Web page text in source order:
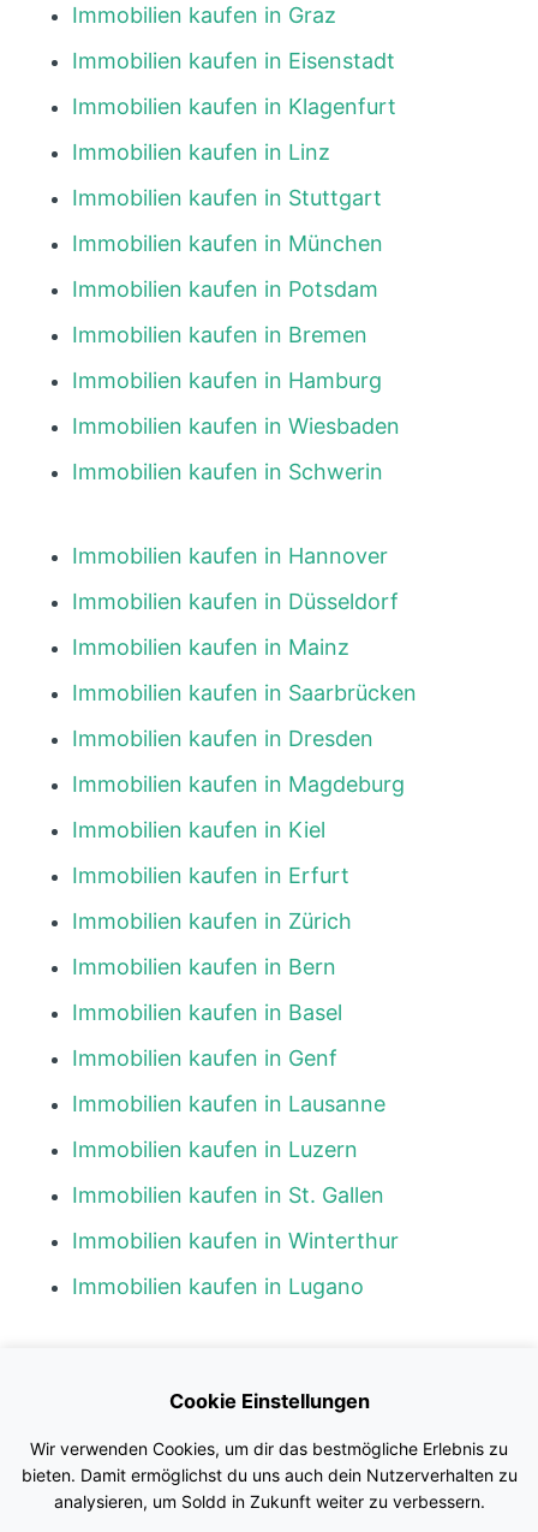
Immobilien kaufen in Graz
Immobilien kaufen in Eisenstadt
Immobilien kaufen in Klagenfurt
Immobilien kaufen in Linz
Immobilien kaufen in Stuttgart
Immobilien kaufen in München
Immobilien kaufen in Potsdam
Immobilien kaufen in Bremen
Immobilien kaufen in Hamburg
Immobilien kaufen in Wiesbaden
Immobilien kaufen in Schwerin
Immobilien kaufen in Hannover
Immobilien kaufen in Düsseldorf
Immobilien kaufen in Mainz
Immobilien kaufen in Saarbrücken
Immobilien kaufen in Dresden
Immobilien kaufen in Magdeburg
Immobilien kaufen in Kiel
Immobilien kaufen in Erfurt
Immobilien kaufen in Zürich
Immobilien kaufen in Bern
Immobilien kaufen in Basel
Immobilien kaufen in Genf
Immobilien kaufen in Lausanne
Immobilien kaufen in Luzern
Immobilien kaufen in St. Gallen
Immobilien kaufen in Winterthur
Immobilien kaufen in Lugano
Impressum
Nutzungsbedingungen
Cookie Einstellungen
Wir verwenden Cookies, um dir das bestmögliche Erlebnis zu
bieten. Damit ermöglichst du uns auch dein Nutzerverhalten zu
analysieren, um Soldd in Zukunft weiter zu verbessern.